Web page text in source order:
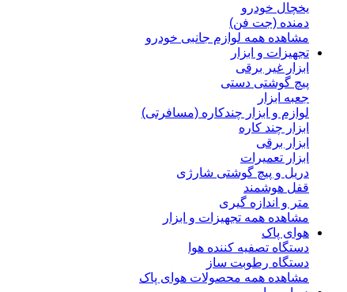
یخچال خودرو
دمنده (جت فن)
مشاهده همه لوازم جانبی خودرو
تجهیزات و ابزار
ابزار غیر برقی
پیچ گوشتی دستی
جعبه ابزار
لوازم و ابزار چندکاره (مسافرتی)
ابزار چند کاره
ابزار برقی
ابزار تعمیرات
دریل و پیچ گوشتی شارژی
قفل هوشمند
متر و اندازه گیری
مشاهده همه تجهیزات و ابزار
هوای پاک
دستگاه تصفیه کننده هوا
دستگاه رطوبت ساز
مشاهده همه محصولات هوای پاک